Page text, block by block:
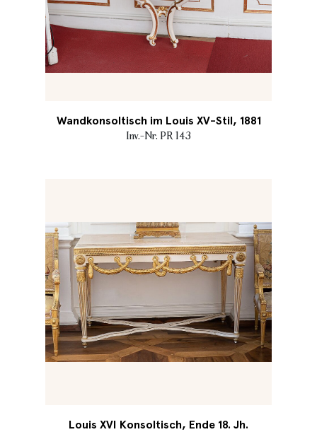
Wandkonsoltisch im Louis XV-Stil, 1881
Inv.-Nr. PR 143
Louis XVI Konsoltisch, Ende 18. Jh.